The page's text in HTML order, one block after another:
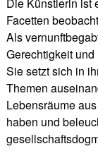
Facetten
Als
Gerechtigkeit
Sie setzt sich in
Themen
Lebensräume
haben und